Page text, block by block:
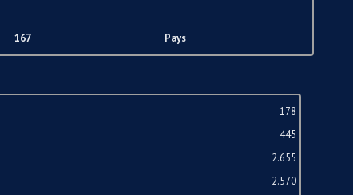
167 Pays
178
445
2.655
2.570